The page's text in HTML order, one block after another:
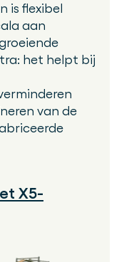
is flexibel
aan
het helpt bij
van de
X5-